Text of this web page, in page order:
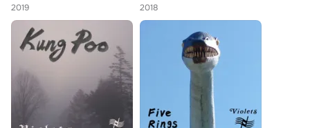
2019
2018